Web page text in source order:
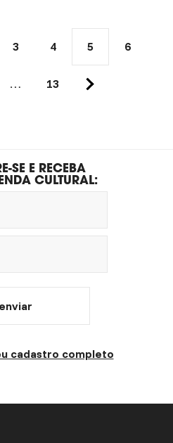
3 4 5 6
… 13
SE E RECEBA
CULTURAL:
enviar
cadastro completo